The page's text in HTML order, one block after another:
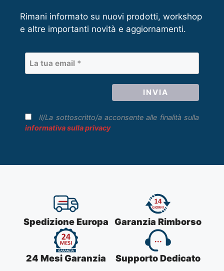
Rimani informato su nuovi prodotti, workshop
e altre importanti novità e aggiornamenti.
Il/La sottoscritto/a acconsente alle finalità sulla
informativa sulla privacy
Spedizione Europa Garanzia Rimborso
24 Mesi Garanzia Supporto Dedicato